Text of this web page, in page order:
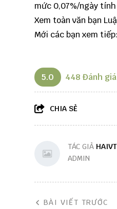
mức 0,07%/ngày
Xem toàn văn bạn
Mới các bạn xem tiếp:
5.0 448 Đánh giá
CHIA SẺ
TÁC GIẢ
ADMIN
BÀI VIẾT TRƯỚC